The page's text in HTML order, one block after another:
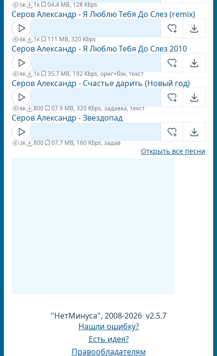
5к 1к 04.4 MB, 128 Kbps
Серов Александр - Я Люблю Тебя До Слез (remix)
4к 1к 111 MB, 320 Kbps
Серов Александр - Я Люблю Тебя До Слез 2010
4к 1к 35.7 MB, 192 Kbps, ориг+бэк, текст
Серов Александр - Счастье дарить (Новый год)
4к 800 07.9 MB, 320 Kbps, задавка, текст
Серов Александр - Звездопад
3к 800 07.7 MB, 160 Kbps, задав
Открыть все песни
"НетМинуса", 2008-2026 v2.5.7
Нашли ошибку?
Есть идея?
Правообладателям